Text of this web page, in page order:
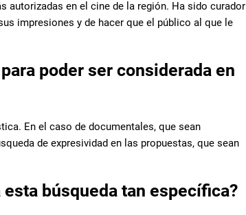
autorizadas en el cine de la región. Ha sido curador
impresiones y de hacer que el público al que le
poder ser considerada en
En el caso de documentales, que sean
de expresividad en las propuestas, que sean
búsqueda tan específica?